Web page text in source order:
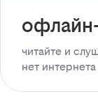
читайте и
нет интернета